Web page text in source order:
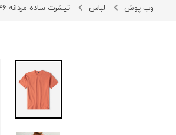
وب پوش لباس تیشرت ساده مردانه 95146